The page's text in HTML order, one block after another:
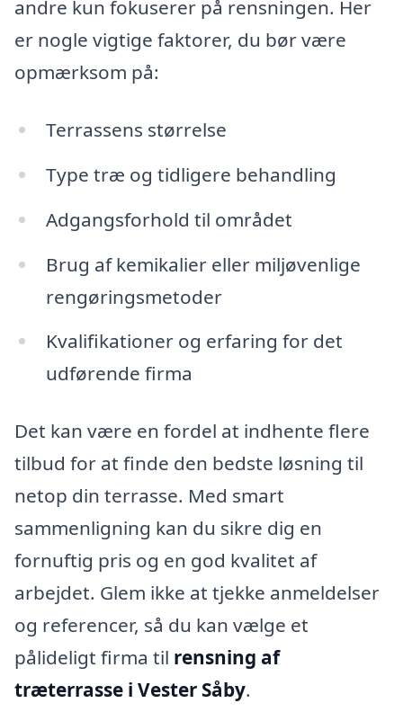
andre kun fokuserer på rensningen. Her
er nogle vigtige faktorer, du bør være
opmærksom på:
Terrassens størrelse
Type træ og tidligere behandling
Adgangsforhold til området
Brug af kemikalier eller miljøvenlige
rengøringsmetoder
Kvalifikationer og erfaring for det
udførende firma
Det kan være en fordel at indhente flere
tilbud for at finde den bedste løsning til
netop din terrasse. Med smart
sammenligning kan du sikre dig en
fornuftig pris og en god kvalitet af
arbejdet. Glem ikke at tjekke anmeldelser
og referencer, så du kan vælge et
pålideligt firma til rensning af
træterrasse i Vester Såby.